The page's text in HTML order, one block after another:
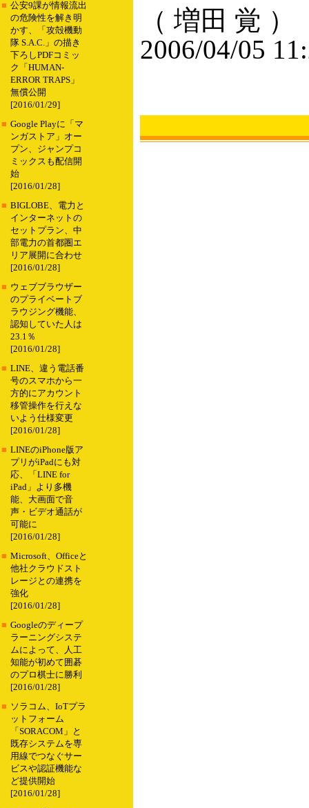
■ 公安9課が情報流出
の危険性を解き明
かす、「攻殻機動
隊 S.A.C.」の描き
下ろしPDFコミッ
ク「HUMAN-
ERROR TRAPS」
無償公開
[2016/01/29]
■ Google Playに「マ
ンガストア」オー
プン、ジャンプコ
ミックスも配信開
始
[2016/01/28]
■ BIGLOBE、電力と
インターネットの
セットプラン、中
部電力の首都圏エ
リア展開に合わせ
[2016/01/28]
■ ウェブブラウザー
のプライベートブ
ラウジング機能、
認知していた人は
23.1％
[2016/01/28]
■ LINE、違う電話番
号のスマホから一
方的にアカウント
移管操作を行えな
いよう仕様変更
[2016/01/28]
■ LINEのiPhone版ア
プリがiPadにも対
応、「LINE for
iPad」より多機
能、大画面で音
声・ビデオ通話が
可能に
[2016/01/28]
■ Microsoft、Officeと
他社クラウドスト
レージとの連携を
強化
[2016/01/28]
■ Googleのディープ
ラーニングシステ
ムによって、人工
知能が初めて囲碁
のプロ棋士に勝利
[2016/01/28]
■ ソラコム、IoTプラ
ットフォーム
「SORACOM」と
既存システムを専
用線でつなぐサー
ビスや認証機能な
ど提供開始
[2016/01/28]
（ 増田 覚 ）
2006/04/05